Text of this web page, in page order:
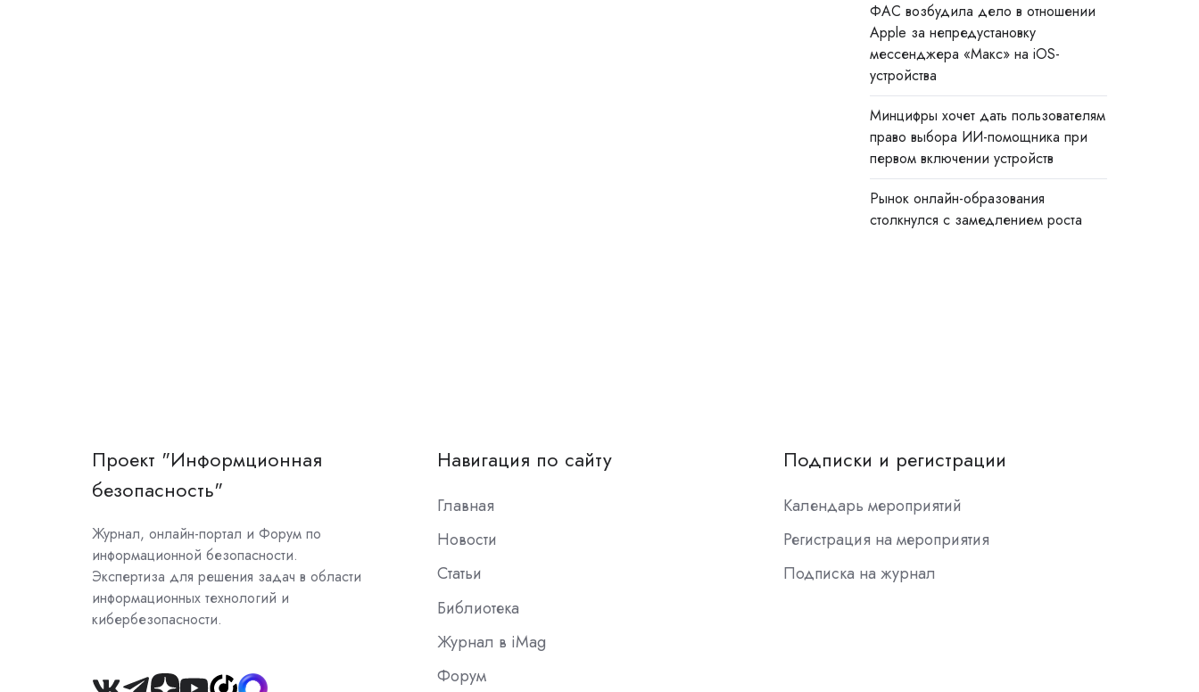
ФАС возбудила дело в отношении
Apple за непредустановку
мессенджера «Макс» на iOS-
устройства
Минцифры хочет дать пользователям
право выбора ИИ-помощника при
первом включении устройств
Рынок онлайн-образования
столкнулся с замедлением роста
Проект "Информционная
безопасность"
Журнал, онлайн-портал и Форум по
информационной безопасности.
Экспертиза для решения задач в области
информационных технологий и
кибербезопасности.
Навигация по сайту
Главная
Новости
Статьи
Библиотека
Журнал в iMag
Форум
Подписки и регистрации
Календарь мероприятий
Регистрация на мероприятия
Подписка на журнал